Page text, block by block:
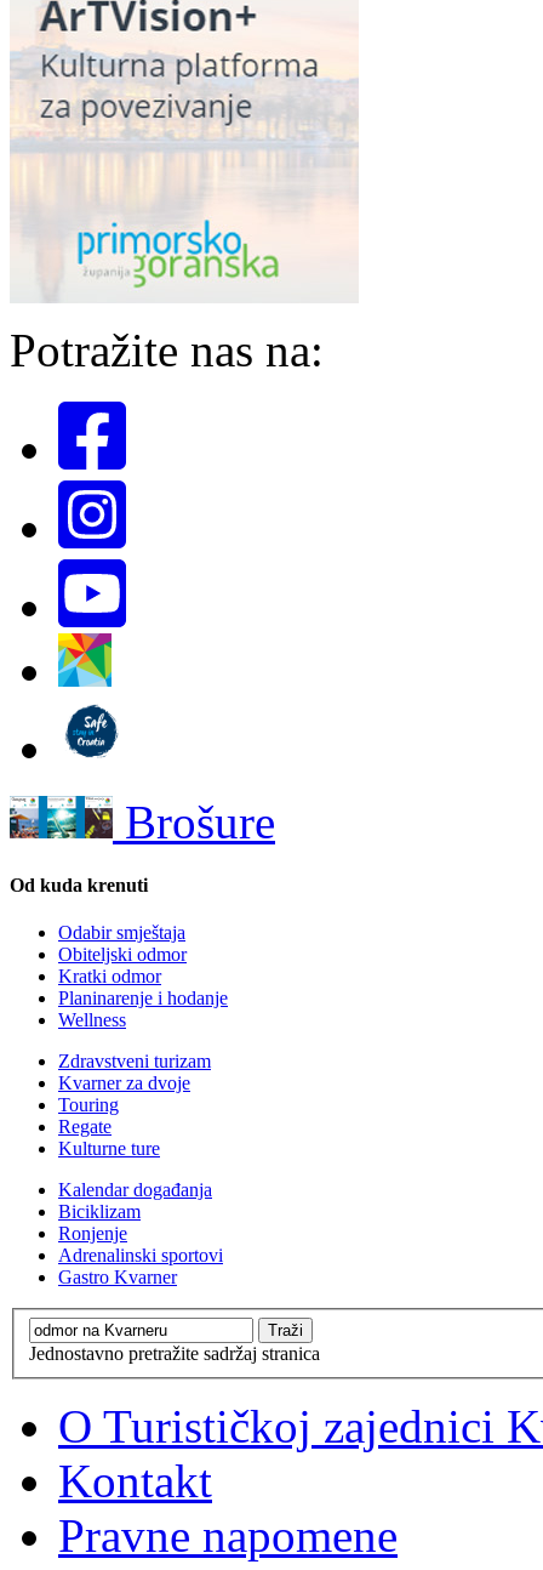
Potražite nas na:
Brošure
Od kuda krenuti
Odabir smještaja
Obiteljski odmor
Kratki odmor
Planinarenje i hodanje
Wellness
Zdravstveni turizam
Kvarner za dvoje
Touring
Regate
Kulturne ture
Kalendar događanja
Biciklizam
Ronjenje
Adrenalinski sportovi
Gastro Kvarner
Jednostavno pretražite sadržaj stranica
O Turističkoj zajednici
Kontakt
Pravne napomene